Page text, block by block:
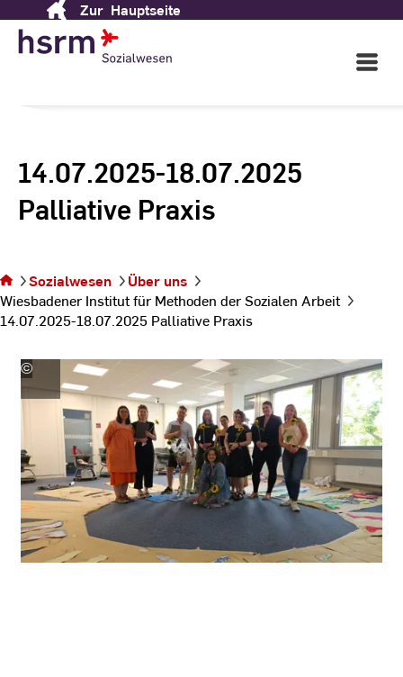
Content
Zur Hauptseite
Open
Main
14.07.2025-18.07.2025
Palliative Praxis
sich auf der
Seite
14.07.2025-
18.07.2025
Praxis
Sozialwesen
Über uns
Wiesbadener Institut für Methoden der Sozialen Arbeit
14.07.2025-18.07.2025 Palliative Praxis
©
Fachbereich
Sozialwesen